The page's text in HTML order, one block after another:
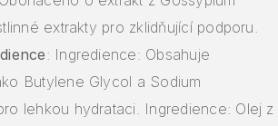
extrakty pro zklidňující podporu.
: Ingredience: Obsahuje
Butylene Glycol a Sodium
lehkou hydrataci. Ingredience: Olej z